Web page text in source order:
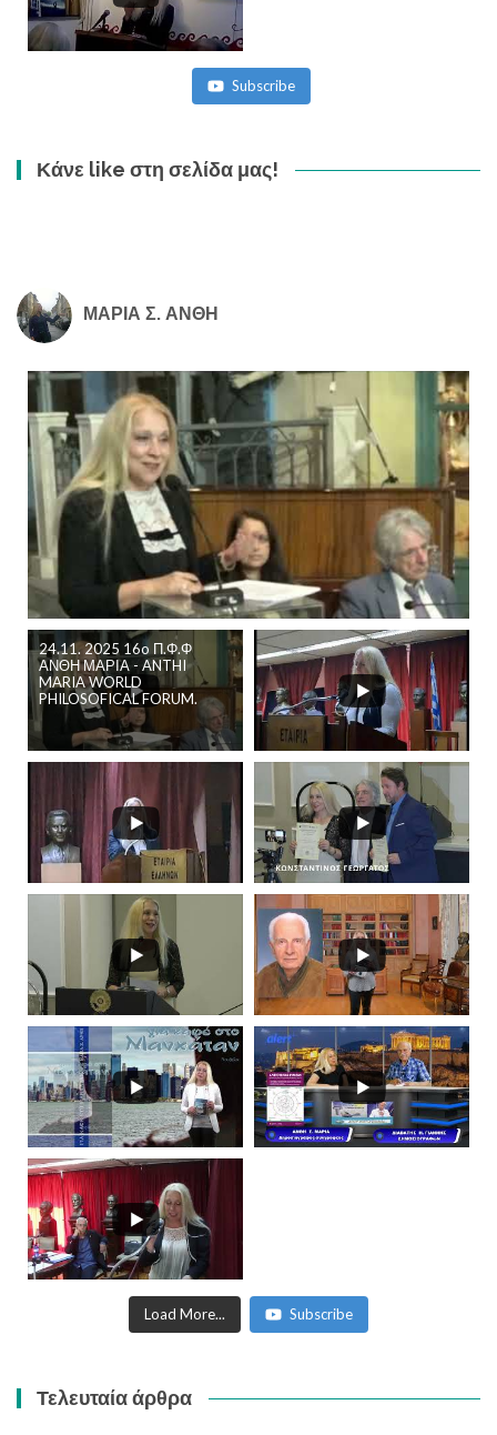
Subscribe
Κάνε like στη σελίδα μας!
ΜΑΡΙΑ Σ. ΑΝΘΗ
24.11. 2025 16o Π.Φ.Φ
ΑΝΘΗ ΜΑΡΙΑ - ANTHI
MARIA WORLD
PHILOSOFICAL FORUM.
Load More... Subscribe
Τελευταία άρθρα